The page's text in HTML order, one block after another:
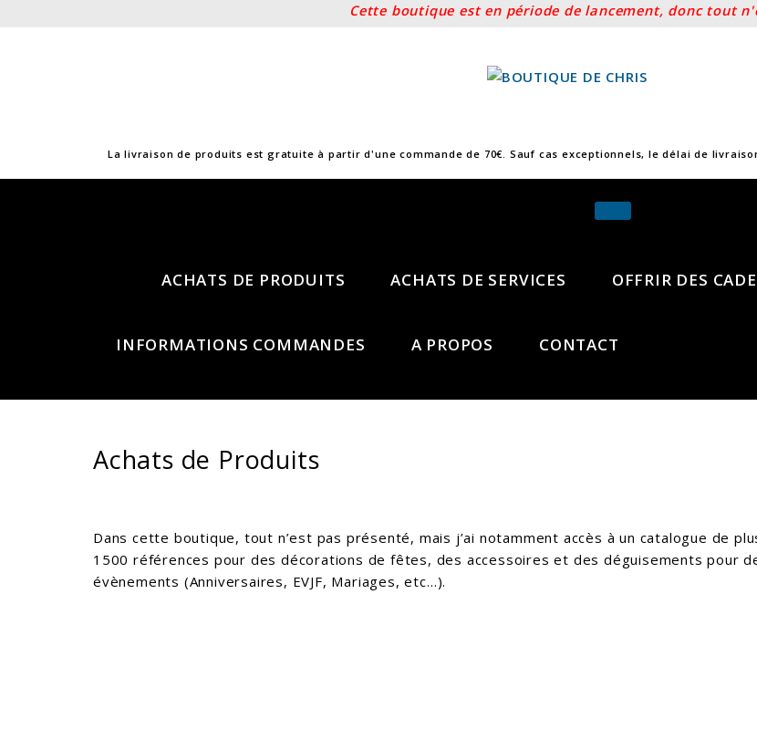
Cette boutique est en période de lancement, donc tout
La livraison de produits est gratuite à partir d'une commande de 70€. Sauf cas exceptionnels, le délai de
Chris
Services
–
Kristof'
–
Kamouviz
ACHATS DE PRODUITS ACHATS DE SERVICES OFFRIR DES
INFORMATIONS COMMANDES A PROPOS CONTACT
Achats de Produits
Dans cette boutique, tout n’est pas présenté, mais j’ai notamment accès à un catalogue de
1500 références pour des décorations de fêtes, des accessoires et des déguisements pour
évènements (Anniversaires, EVJF, Mariages, etc…).